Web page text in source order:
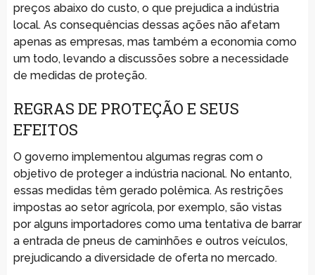
preços abaixo do custo, o que prejudica a indústria
local. As consequências dessas ações não afetam
apenas as empresas, mas também a economia como
um todo, levando a discussões sobre a necessidade
de medidas de proteção.
REGRAS DE PROTEÇÃO E SEUS
EFEITOS
O governo implementou algumas regras com o
objetivo de proteger a indústria nacional. No entanto,
essas medidas têm gerado polêmica. As restrições
impostas ao setor agrícola, por exemplo, são vistas
por alguns importadores como uma tentativa de barrar
a entrada de pneus de caminhões e outros veículos,
prejudicando a diversidade de oferta no mercado.